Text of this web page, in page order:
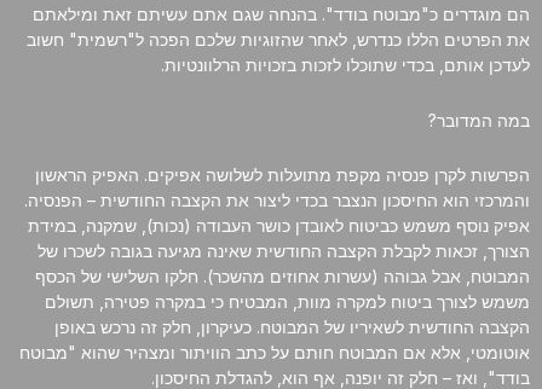
הם מוגדרים כ"מבוטח בודד". בהנחה שגם אתם עשיתם זאת ומילאתם
את הפרטים הללו כנדרש, לאחר שהזוגיות שלכם הפכה ל"רשמית" חשוב
לעדכן אותם, בכדי שתוכלו לזכות בזכויות הרלוונטיות.
במה המדובר?
הפרשות לקרן פנסיה מקפת מתועלות לשלושה אפיקים. האפיק הראשון
והמרכזי הוא החיסכון הנצבר בכדי ליצור את הקצבה החודשית – הפנסיה.
אפיק נוסף משמש כביטוח לאובדן כושר העבודה (נכות), שמקנה, במידת
הצורך, זכאות לקבלת הקצבה החודשית שאינה מגיעה בגובה לשכרו של
המבוטח, אבל גבוהה (עשרות אחוזים מהשכר). חלקו השלישי של הכסף
משמש לצורך ביטוח למקרה מוות, המבטיח כי במקרה פטירה, תשולם
הקצבה החודשית לשאיריו של המבוטח. כעיקרון, חלק זה נרכש באופן
אוטומטי, אלא אם המבוטח חותם על כתב הוויתור ומצהיר שהוא "מבוטח
בודד", ואז – חלק זה יופנה, אף הוא, להגדלת החיסכון.